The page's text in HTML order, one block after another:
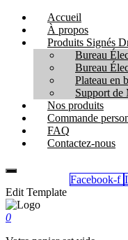
Accueil
À propos
Produits Signés
Bureau
Bureau
Plateau en
Support de
Nos produits
Commande
FAQ
Contactez-nous
Facebook-f
Edit Template
0